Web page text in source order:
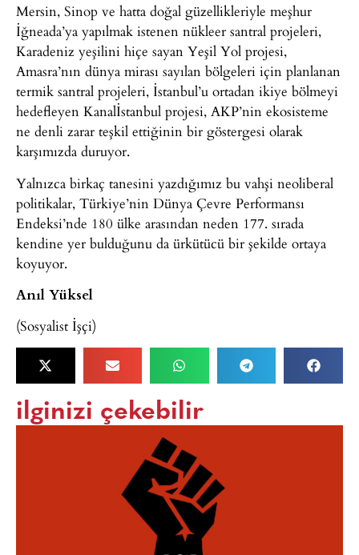
Mersin, Sinop ve hatta doğal güzellikleriyle meşhur
İğneada’ya yapılmak istenen nükleer santral projeleri,
Karadeniz yeşilini hiçe sayan Yeşil Yol projesi,
Amasra’nın dünya mirası sayılan bölgeleri için planlanan
termik santral projeleri, İstanbul’u ortadan ikiye bölmeyi
hedefleyen Kanalİstanbul projesi, AKP’nin ekosisteme
ne denli zarar teşkil ettiğinin bir göstergesi olarak
karşımızda duruyor.
Yalnızca birkaç tanesini yazdığımız bu vahşi neoliberal
politikalar, Türkiye’nin Dünya Çevre Performansı
Endeksi’nde 180 ülke arasından neden 177. sırada
kendine yer bulduğunu da ürkütücü bir şekilde ortaya
koyuyor.
Anıl Yüksel
(Sosyalist İşçi)
ilginizi çekebilir